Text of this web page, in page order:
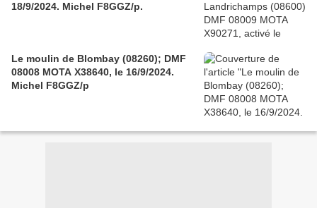
18/9/2024. Michel F8GGZ/p.
Le moulin de Blombay (08260); DMF
08008 MOTA X38640, le 16/9/2024.
Michel F8GGZ/p